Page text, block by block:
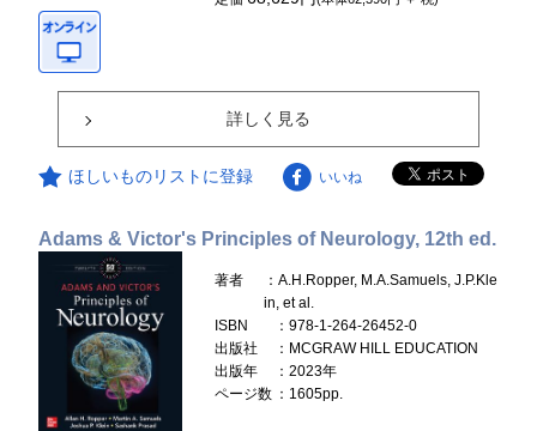
詳しく見る
ほしいものリストに登録 いいね
Adams & Victor's Principles of Neurology, 12th ed.
著者
：A.H.Ropper, M.A.Samuels, J.P.Kle
in, et al.
ISBN
：978-1-264-26452-0
出版社
：MCGRAW HILL EDUCATION
出版年
：2023年
ページ数 ：1605pp.